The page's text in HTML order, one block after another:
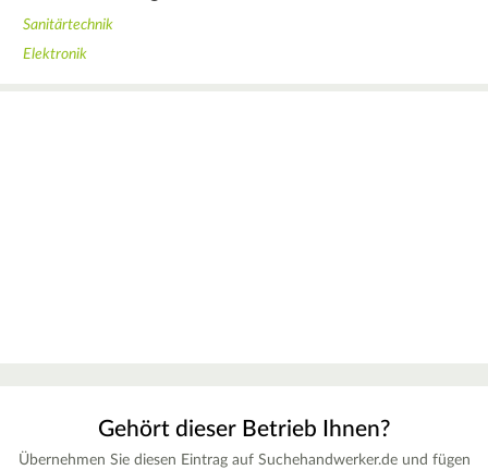
Sanitärtechnik
Elektronik
Gehört dieser Betrieb Ihnen?
Übernehmen Sie diesen Eintrag auf Suchehandwerker.de und fügen